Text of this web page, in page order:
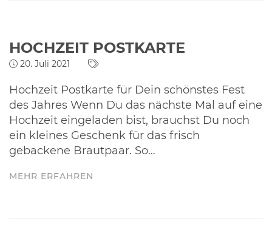
HOCHZEIT POSTKARTE
20. Juli 2021
Hochzeit Postkarte für Dein schönstes Fest
des Jahres Wenn Du das nächste Mal auf eine
Hochzeit eingeladen bist, brauchst Du noch
ein kleines Geschenk für das frisch
gebackene Brautpaar. So…
MEHR ERFAHREN